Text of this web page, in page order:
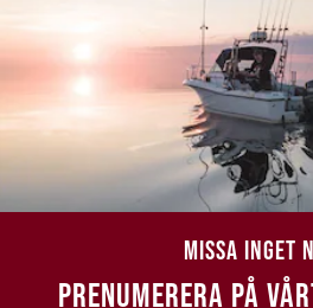
MISSA INGET
PRENUMERERA PÅ